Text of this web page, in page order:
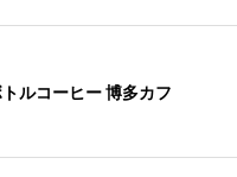
ルコーヒー 博多カフ